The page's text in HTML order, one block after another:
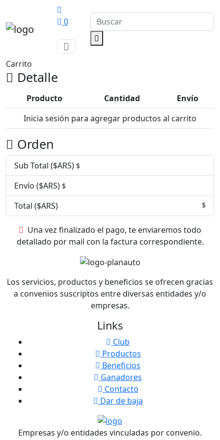
0
Carrito
Detalle
Producto Cantidad
Envío
Inicia sesión para agregar productos al carrito
Orden
Sub Total ($ARS) $
Envío ($ARS) $
Total ($ARS) $
Una vez finalizado el pago, te enviaremos todo
detallado por mail con la factura correspondiente.
Los servicios, productos y beneficios se ofrecen gracias
a convenios suscriptos entre diversas entidades y/o
empresas.
Links
Club
Productos
Beneficios
Ganadores
Contacto
Dar de baja
Empresas y/o entidades vinculadas por convenio.